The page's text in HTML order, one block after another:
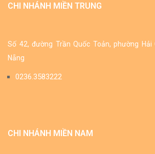
CHI NHÁNH MIỀN TRUNG
Số 42, đường Trần Quốc Toản, phường
Nẵng
0236.3583222
CHI NHÁNH MIỀN NAM